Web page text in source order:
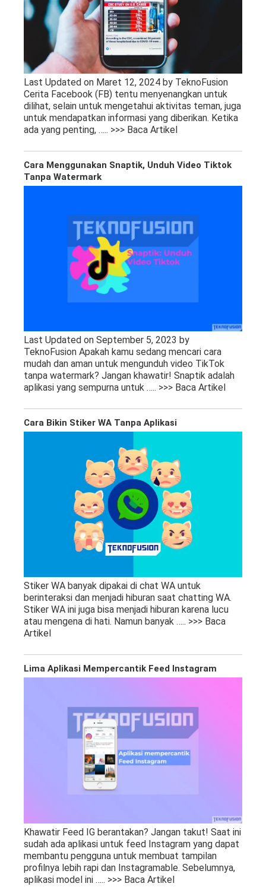
Last Updated on Maret 12, 2024 by TeknoFusion
Cerita Facebook (FB) tentu menyenangkan untuk
dilihat, selain untuk mengetahui aktivitas teman, juga
untuk mendapatkan informasi yang diberikan. Ketika
ada yang penting, ….. >>> Baca Artikel
Cara Menggunakan Snaptik, Unduh Video Tiktok
Tanpa Watermark
Last Updated on September 5, 2023 by
TeknoFusion Apakah kamu sedang mencari cara
mudah dan aman untuk mengunduh video TikTok
tanpa watermark? Jangan khawatir! Snaptik adalah
aplikasi yang sempurna untuk ….. >>> Baca Artikel
Cara Bikin Stiker WA Tanpa Aplikasi
Stiker WA banyak dipakai di chat WA untuk
berinteraksi dan menjadi hiburan saat chatting WA.
Stiker WA ini juga bisa menjadi hiburan karena lucu
atau mengena di hati. Namun banyak ….. >>> Baca
Artikel
Lima Aplikasi Mempercantik Feed Instagram
Khawatir Feed IG berantakan? Jangan takut! Saat ini
sudah ada aplikasi untuk feed Instagram yang dapat
membantu pengguna untuk membuat tampilan
profilnya lebih rapi dan Instagramable. Sebelumnya,
aplikasi model ini ….. >>> Baca Artikel